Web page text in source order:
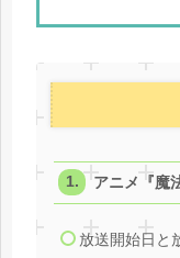
アニメ『魔
放送開始日と